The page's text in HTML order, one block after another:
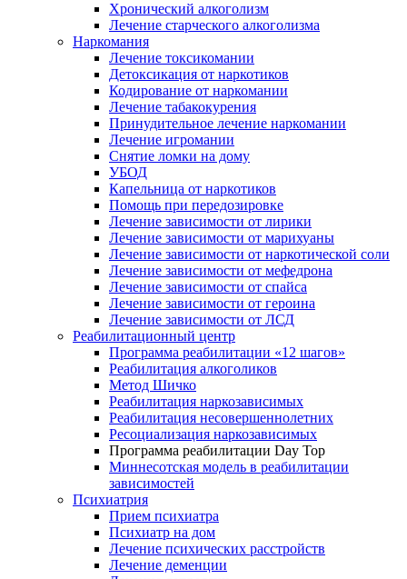
Хронический алкоголизм
Лечение старческого алкоголизма
Наркомания
Лечение токсикомании
Детоксикация от наркотиков
Кодирование от наркомании
Лечение табакокурения
Принудительное лечение наркомании
Лечение игромании
Снятие ломки на дому
УБОД
Капельница от наркотиков
Помощь при передозировке
Лечение зависимости от лирики
Лечение зависимости от марихуаны
Лечение зависимости от наркотической соли
Лечение зависимости от мефедрона
Лечение зависимости от спайса
Лечение зависимости от героина
Лечение зависимости от ЛСД
Реабилитационный центр
Программа реабилитации «12 шагов»
Реабилитация алкоголиков
Метод Шичко
Реабилитация наркозависимых
Реабилитация несовершеннолетних
Ресоциализация наркозависимых
Программа реабилитации Day Top
Миннесотская модель в реабилитации
зависимостей
Психиатрия
Прием психиатра
Психиатр на дом
Лечение психических расстройств
Лечение деменции